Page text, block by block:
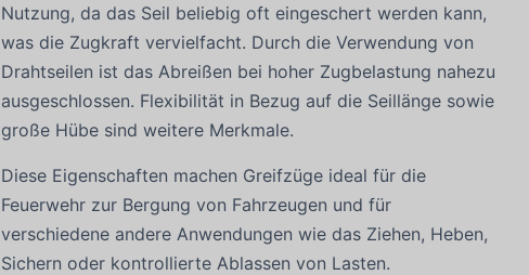
Nutzung, da das Seil beliebig oft eingeschert werden kann,
was die Zugkraft vervielfacht. Durch die Verwendung von
Drahtseilen ist das Abreißen bei hoher Zugbelastung nahezu
ausgeschlossen. Flexibilität in Bezug auf die Seillänge sowie
große Hübe sind weitere Merkmale.
Diese Eigenschaften machen Greifzüge ideal für die
Feuerwehr zur Bergung von Fahrzeugen und für
verschiedene andere Anwendungen wie das Ziehen, Heben,
Sichern oder kontrollierte Ablassen von Lasten.